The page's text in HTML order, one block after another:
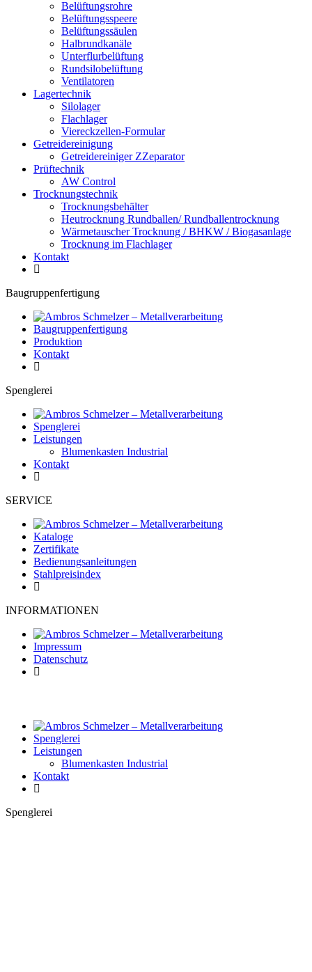
Belüftungsrohre
Belüftungsspeere
Belüftungssäulen
Halbrundkanäle
Unterflurbelüftung
Rundsilobelüftung
Ventilatoren
Lagertechnik
Silolager
Flachlager
Viereckzellen-Formular
Getreidereinigung
Getreidereiniger ZZeparator
Prüftechnik
AW Control
Trocknungstechnik
Trocknungsbehälter
Heutrocknung Rundballen/ Rundballentrocknung
Wärmetauscher Trocknung / BHKW / Biogasanlage
Trocknung im Flachlager
Kontakt
Baugruppenfertigung
Baugruppenfertigung
Produktion
Kontakt
Spenglerei
Spenglerei
Leistungen
Blumenkasten Industrial
Kontakt
SERVICE
Kataloge
Zertifikate
Bedienungsanleitungen
Stahlpreisindex
INFORMATIONEN
Impressum
Datenschutz
Spenglerei
Leistungen
Blumenkasten Industrial
Kontakt
Spenglerei